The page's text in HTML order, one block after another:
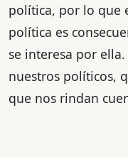
política, por lo que
política es
se interesa por
nuestros políticos,
que nos rindan